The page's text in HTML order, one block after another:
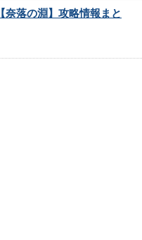
奈落の淵】攻略情報まと